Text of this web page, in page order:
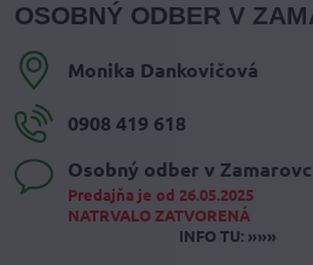
OSOBNÝ ODBER V
Monika Dankovičová
0908 419 618
Osobný odber v
Predajňa je od 26.05.2025
NATRVALO ZATVORENÁ
INFO TU: »»»